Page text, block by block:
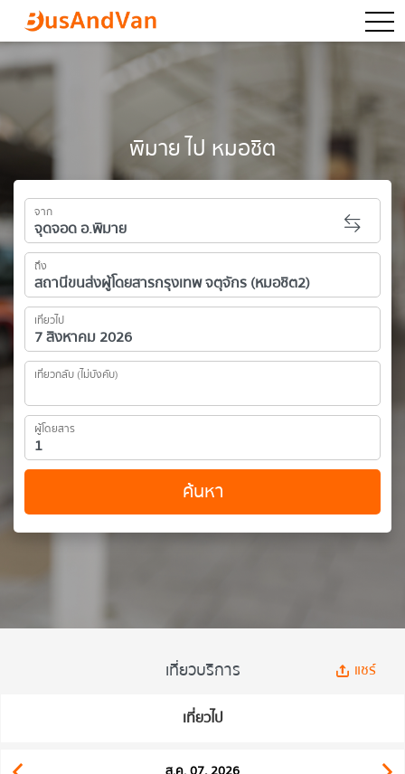
พิมาย ไป หมอชิต
จาก
ถึง
เที่ยวไป
เที่ยวกลับ (ไม่บังคับ)
ผู้โดยสาร
ค้นหา
เที่ยวบริการ แชร์
เที่ยวไป